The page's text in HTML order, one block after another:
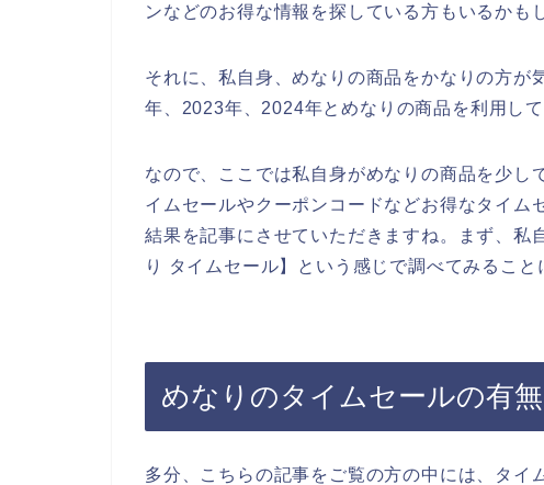
ンなどのお得な情報を探している方もいるかも
それに、私自身、めなりの商品をかなりの方
年、2023年、2024年とめなりの商品を利用し
なので、ここでは私自身がめなりの商品を少し
イムセールやクーポンコードなどお得なタイム
結果を記事にさせていただきますね。まず、私
り タイムセール】という感じで調べてみること
めなりのタイムセールの有
多分、こちらの記事をご覧の方の中には、タイ